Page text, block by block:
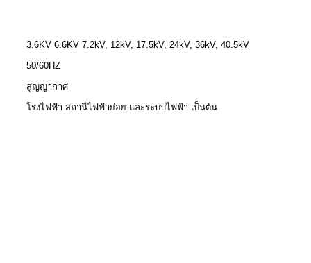
3.6KV 6.6KV 7.2kV, 12kV, 17.5kV, 24kV, 36kV, 40.5kV
50/60HZ
สูญญากาศ
โรงไฟฟ้า สถานีไฟฟ้าย่อย และระบบไฟฟ้า เป็นต้น